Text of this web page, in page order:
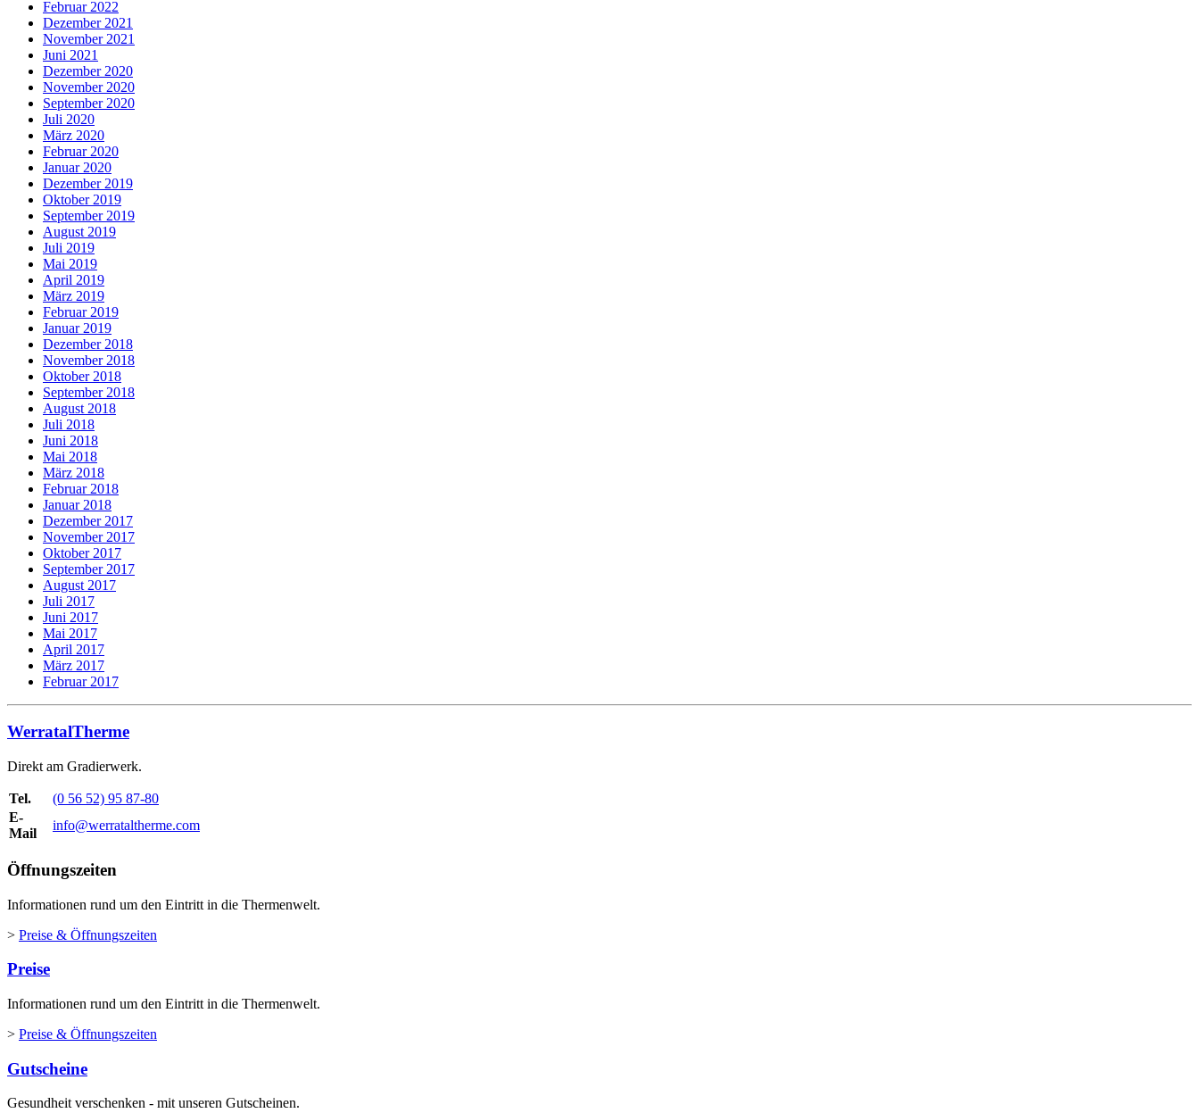
Februar 2022
Dezember 2021
November 2021
Juni 2021
Dezember 2020
November 2020
September 2020
Juli 2020
März 2020
Februar 2020
Januar 2020
Dezember 2019
Oktober 2019
September 2019
August 2019
Juli 2019
Mai 2019
April 2019
März 2019
Februar 2019
Januar 2019
Dezember 2018
November 2018
Oktober 2018
September 2018
August 2018
Juli 2018
Juni 2018
Mai 2018
März 2018
Februar 2018
Januar 2018
Dezember 2017
November 2017
Oktober 2017
September 2017
August 2017
Juli 2017
Juni 2017
Mai 2017
April 2017
März 2017
Februar 2017
WerratalTherme
Direkt am Gradierwerk.
Tel.
(0 56 52) 95 87-80
E-
Mail
info@werrataltherme.com
Öffnungszeiten
Informationen rund um den Eintritt in die Thermenwelt.
> Preise & Öffnungszeiten
Preise
Informationen rund um den Eintritt in die Thermenwelt.
> Preise & Öffnungszeiten
Gutscheine
Gesundheit verschenken - mit unseren Gutscheinen.